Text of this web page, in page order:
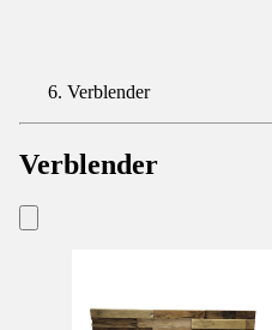
Verblender
Verblender